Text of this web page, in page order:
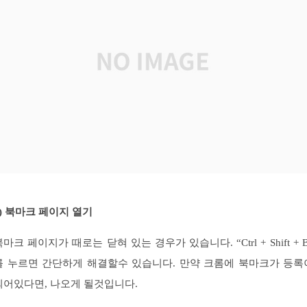
북마크 페이지 열기
마크 페이지가 때로는 닫혀 있는 경우가 있습니다. “Ctrl + Shift +
누르면 간단하게 해결할수 있습니다. 만약 크롬에 북마크가 등록
어있다면, 나오게 될것입니다.